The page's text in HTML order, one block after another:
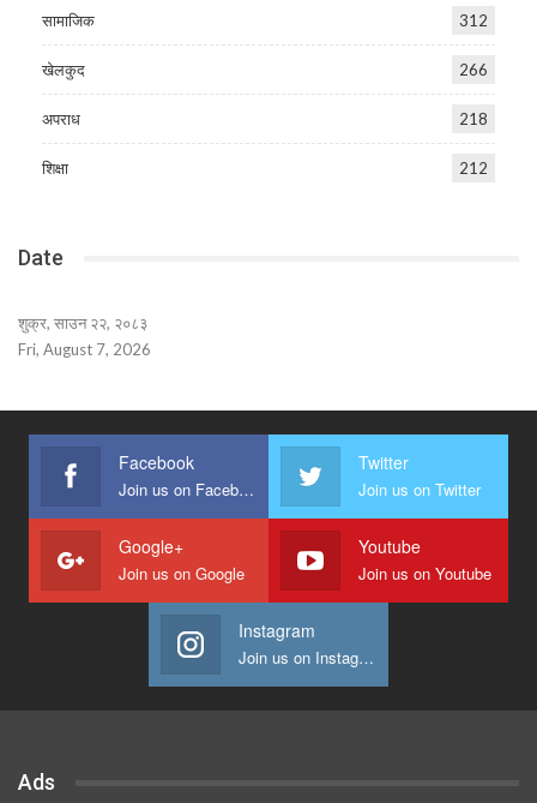
सामाजिक 312
खेलकुद 266
अपराध 218
शिक्षा 212
Date
शुक्र, साउन २२, २०८३
Fri, August 7, 2026
Facebook
Join us on Facebook
Twitter
Join us on Twitter
Google+
Join us on Google
Youtube
Join us on Youtube
Instagram
Join us on Instagram
Ads